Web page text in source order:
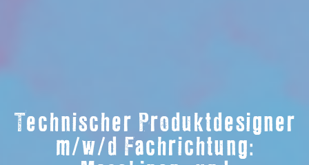
Technischer Produktdesigner
m/w/d Fachrichtung: